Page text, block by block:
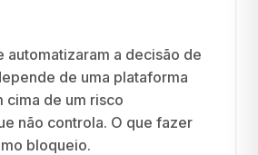
automatizaram a decisão de
de uma plataforma
cima de um risco
não controla. O que fazer
bloqueio.